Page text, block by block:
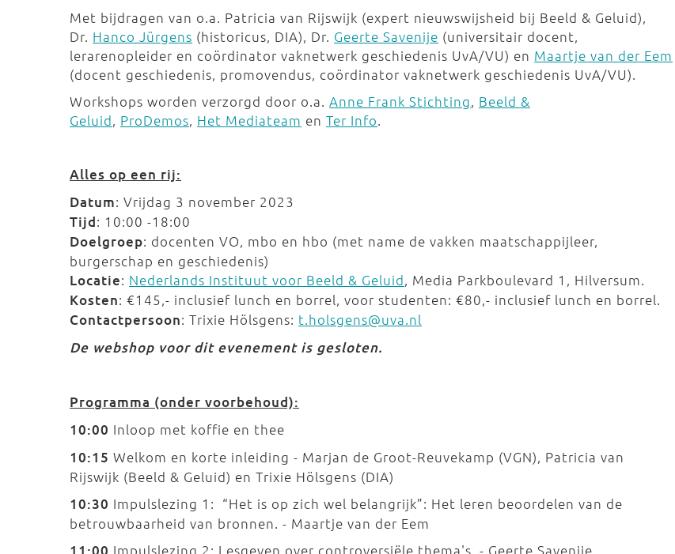
Met bijdragen van o.a. Patricia van Rijswijk (expert nieuwswijsheid bij Beeld & Geluid),
Dr. Hanco Jürgens (historicus, DIA), Dr. Geerte Savenije (universitair docent,
lerarenopleider en coördinator vaknetwerk geschiedenis UvA/VU) en Maartje van der Eem
(docent geschiedenis, promovendus, coördinator vaknetwerk geschiedenis UvA/VU).
Workshops worden verzorgd door o.a. Anne Frank Stichting, Beeld &
Geluid, ProDemos, Het Mediateam en Ter Info.
Alles op een rij:
Datum: Vrijdag 3 november 2023
Tijd: 10:00 -18:00
Doelgroep: docenten VO, mbo en hbo (met name de vakken maatschappijleer,
burgerschap en geschiedenis)
Locatie: Nederlands Instituut voor Beeld & Geluid, Media Parkboulevard 1, Hilversum.
Kosten: €145,- inclusief lunch en borrel, voor studenten: €80,- inclusief lunch en borrel.
Contactpersoon: Trixie Hölsgens: t.holsgens@uva.nl
De webshop voor dit evenement is gesloten.
Programma (onder voorbehoud):
10:00 Inloop met koffie en thee
10:15 Welkom en korte inleiding - Marjan de Groot-Reuvekamp (VGN), Patricia van
Rijswijk (Beeld & Geluid) en Trixie Hölsgens (DIA)
10:30 Impulslezing 1: “Het is op zich wel belangrijk”: Het leren beoordelen van de
betrouwbaarheid van bronnen. - Maartje van der Eem
Impulslezing 2: Lesgeven over controversiële thema's. - Geerte Savenije